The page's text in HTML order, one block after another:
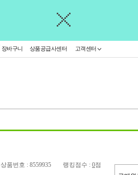
장바구니 상품공급사센터 고객센터
상품번호 : 8559935 랭킹점수 : 0점